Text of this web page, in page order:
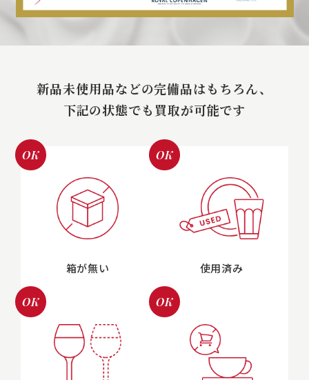
新品未使用品などの完備品はもちろん、
下記の状態でも買取が可能です
OK
箱が無い
OK
使用済み
OK OK